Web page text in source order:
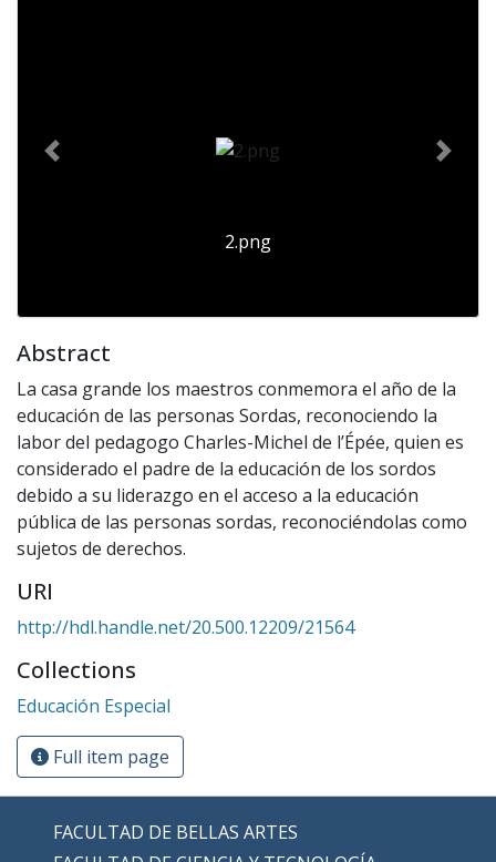
2.png
Previous Next
Abstract
La casa grande los maestros conmemora el año de la
educación de las personas Sordas, reconociendo la
labor del pedagogo Charles-Michel de l’Épée, quien es
considerado el padre de la educación de los sordos
debido a su liderazgo en el acceso a la educación
pública de las personas sordas, reconociéndolas como
sujetos de derechos.
URI
http://hdl.handle.net/20.500.12209/21564
Collections
Educación Especial
Full item page
FACULTAD DE BELLAS ARTES